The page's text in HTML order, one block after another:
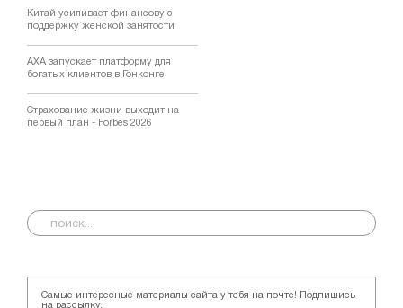
Китай усиливает финансовую
поддержку женской занятости
AXA запускает платформу для
богатых клиентов в Гонконге
Страхование жизни выходит на
первый план - Forbes 2026
Самые интересные материалы сайта у тебя на почте! Подпишись
на рассылку.